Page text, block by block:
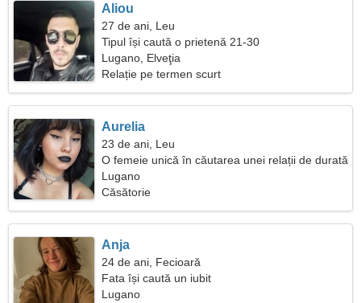
Aliou
27 de ani, Leu
Tipul își caută o prietenă 21-30
Lugano, Elveţia
Relație pe termen scurt
Aurelia
23 de ani, Leu
O femeie unică în căutarea unei relații de durată
Lugano
Căsătorie
Anja
24 de ani, Fecioară
Fata își caută un iubit
Lugano